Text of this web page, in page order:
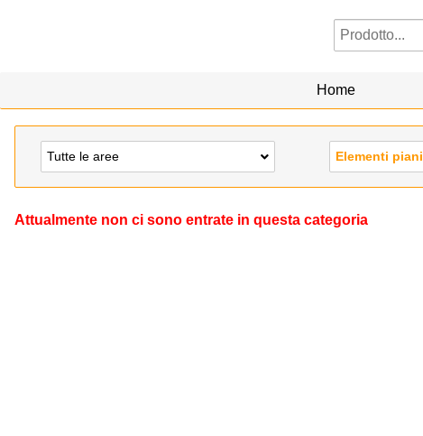
Home
Tutte le aree Elementi piani
Attualmente non ci sono entrate in questa categoria